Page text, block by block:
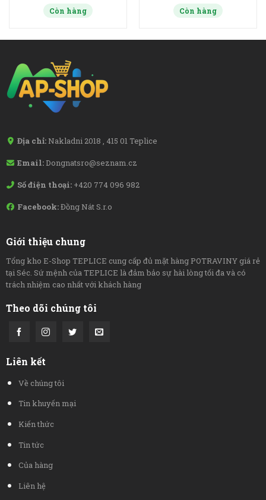
Còn hàng Còn hàng
Địa chỉ: Nakladni 2018 , 415 01 Teplice
Email:Dongnatsro@seznam.cz
Số điện thoại: +420 774 096 982
Facebook:Đồng Nát S.r.o
Giới thiệu chung
Tổng kho E-Shop TEPLICE cung cấp đủ mặt hàng POTRAVINY giá rẻ
tại Séc. Sứ mệnh của TEPLICE là đảm bảo sự hài lòng tối đa và có
trách nhiệm cao nhất với khách hàng
Theo dõi chúng tôi
Liên kết
Về chúng tôi
Tin khuyến mại
Kiến thức
Tin tức
Của hàng
Liên hệ